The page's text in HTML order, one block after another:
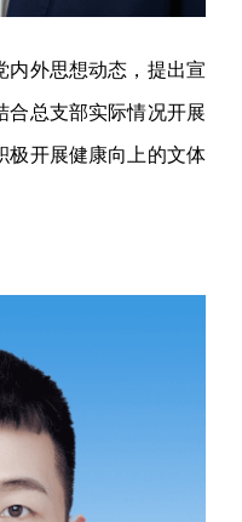
内外思想动态，提出宣
合总支部实际情况开展
极开展健康向上的文体